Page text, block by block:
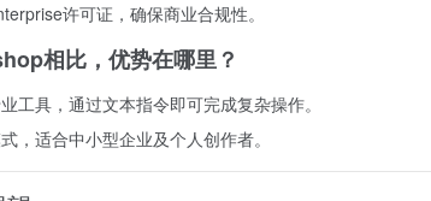
许可证，确保商业合规性。
相比，优势在哪里？
工具，通过文本指令即可完成复杂操作。
，适合中小型企业及个人创作者。